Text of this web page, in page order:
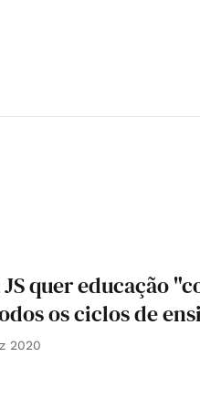
quer educação
os ciclos de
2020